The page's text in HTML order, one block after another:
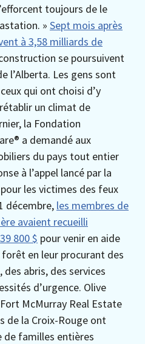
toujours de le
» Sept mois après
à 3,58 milliards de
se poursuivent
l’Alberta. Les gens sont
qui ont choisi d’y
un climat de
la Fondation
a demandé aux
du pays tout entier
à l’appel lancé par la
les victimes des feux
décembre, les membres de
avaient recueilli
800 $ pour venir en aide
en leur procurant des
abris, des services
d’urgence. Olive
McMurray Real Estate
de la Croix-Rouge ont
de familles entières